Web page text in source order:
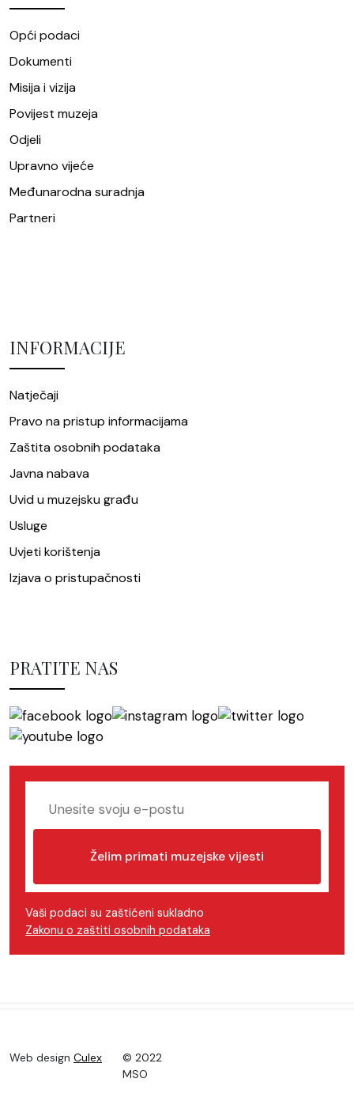
Opći podaci
Dokumenti
Misija i vizija
Povijest muzeja
Odjeli
Upravno vijeće
Međunarodna suradnja
Partneri
INFORMACIJE
Natječaji
Pravo na pristup informacijama
Zaštita osobnih podataka
Javna nabava
Uvid u muzejsku građu
Usluge
Uvjeti korištenja
Izjava o pristupačnosti
PRATITE NAS
Želim primati muzejske vijesti
Vaši podaci su zaštićeni sukladno
Zakonu o zaštiti osobnih podataka
Web design Culex
© 2022
MSO